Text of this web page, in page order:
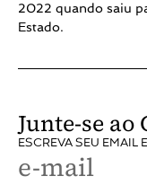
2022 quando saiu
Estado.
Junte-se ao
ESCREVA SEU EMAIL
e-mail